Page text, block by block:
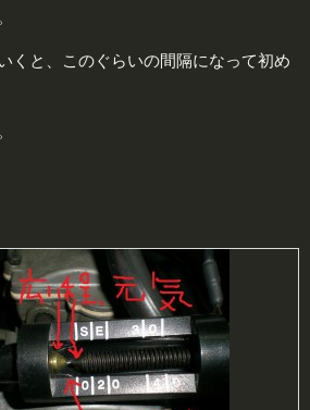
くと、このぐらいの間隔になって初め